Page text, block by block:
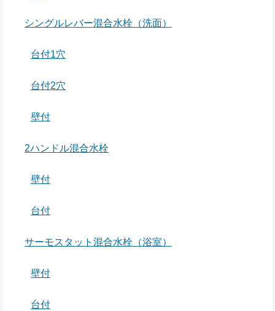
シングルレバー混合水栓（洗面）
台付1穴
台付2穴
壁付
2ハンドル混合水栓
壁付
台付
サーモスタット混合水栓（浴室）
壁付
台付